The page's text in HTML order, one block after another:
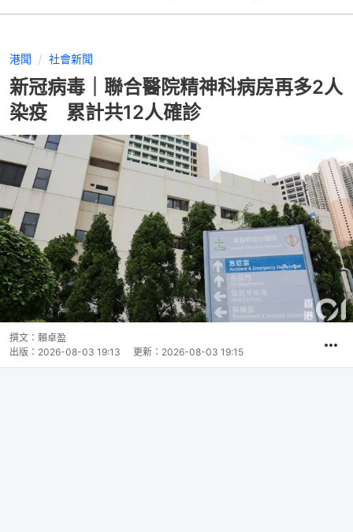
港聞 社會新聞
新冠病毒｜聯合醫院精神科病房再多2人
染疫 累計共12人確診
撰文： 賴卓盈
出版： 2026-08-03 19:13 更新： 2026-08-03 19:15